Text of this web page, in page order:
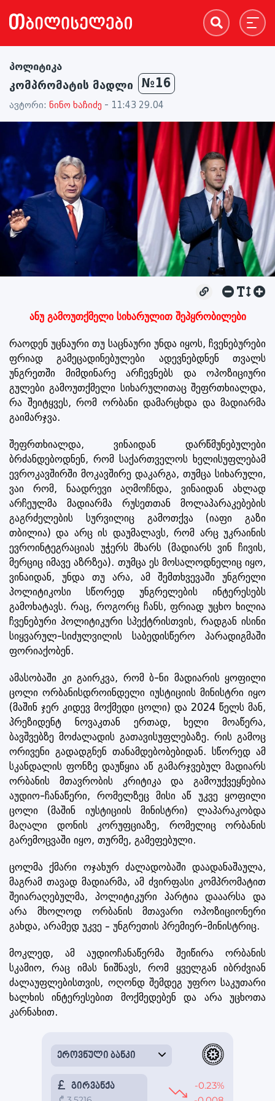
პოლიტიკა
კომპრომატის მადლი №16
ავტორი: ნინო ხაჩიძე - 11:43 29.04
ანუ გამოუთქმელი სიხარულით შეპყრობილები
რაოდენ უცნაური თუ საცნაური უნდა იყოს, ჩვენებურები
ფრიად გამეცადინებულები ადევნებდნენ თვალს
უნგრეთში მიმდინარე არჩევნებს და ოპოზიციური
გულები გამოუთქმელი სიხარულითაც შეფრთხიალდა,
რა შეიტყვეს, რომ ორბანი დამარცხდა და მადიარმა
გაიმარჯვა.
შეფრთხიალდა, ვინაიდან დარწმუნებულები
ბრძანდებოდნენ, რომ საქართველოს ხელისუფლებამ
ევროკავშირში მოკავშირე დაკარგა, თუმცა სიხარული,
ვაი რომ, ნაადრევი აღმოჩნდა, ვინაიდან ახლად
არჩეულმა მადიარმა რუსეთთან მოლაპარაკებების
გაგრძელების სურვილიც გამოთქვა (იაფი გაზი
თბილია) და არც ის დაუმალავს, რომ არც უკრაინის
ევროინტეგრაციას უჭერს მხარს (მადიარს ვინ ჩივის,
მერციც იმავე აზრზეა). თუმცა ეს მოსალოდნელიც იყო,
ვინაიდან, უნდა თუ არა, ამ შემთხვევაში უნგრელი
პოლიტიკოსი სწორედ უნგრელების ინტერესებს
გამოხატავს. რაც, როგორც ჩანს, ფრიად უცხო ხილია
ჩვენებური პოლიტიკური სპექტრისთვის, რადგან ისინი
სიყვარულ-სიძულვილის საბედისწერო პარადიგმაში
ფორიაქობენ.
ამასობაში კი გაირკვა, რომ ბ-ნი მადიარის ყოფილი
ცოლი ორბანისდროინდელი იუსტიციის მინისტრი იყო
(მაშინ ჯერ კიდევ მოქმედი ცოლი) და 2024 წელს მან,
პრეზიდენტ ნოვაკთან ერთად, ხელი მოაწერა,
ბავშვებზე მოძალადის გათავისუფლებაზე. რის გამოც
ორივენი გადადგნენ თანამდებობებიდან. სწორედ ამ
სკანდალის ფონზე დაუწყია აწ გამარჯვებულ მადიარს
ორბანის მთავრობის კრიტიკა და გამოუქვეყნებია
აუდიო-ჩანაწერი, რომელზეც მისი აწ უკვე ყოფილი
ცოლი (მაშინ იუსტიციის მინისტრი) ლაპარაკობდა
მაღალი დონის კორუფციაზე, რომელიც ორბანის
გარემოცვაში იყო, თურმე, გამეფებული.
ცოლმა ქმარი ოჯახურ ძალადობაში დაადანაშაულა,
მაგრამ თავად მადიარმა, ამ ძვირფასი კომპრომატით
შეიარაღებულმა, პოლიტიკური პარტია დააარსა და
არა მხოლოდ ორბანის მთავარი ოპოზიციონერი
გახდა, არამედ უკვე – უნგრეთის პრემიერ-მინისტრიც.
მოკლედ, ამ აუდიოჩანაწერმა შეიწირა ორბანის
სკამიო, რაც იმას ნიშნავს, რომ ყველგან იბრძვიან
ძალაუფლებისთვის, ოღონდ შემდეგ უფრო საკუთარი
ხალხის ინტერესებით მოქმედებენ და არა უცხოთა
კარნახით.